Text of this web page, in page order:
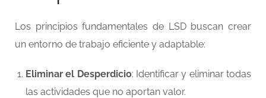
Los principios fundamentales de LSD buscan crear
un entorno de trabajo eficiente y adaptable:
Eliminar el Desperdicio: Identificar y eliminar todas
las actividades que no aportan valor.